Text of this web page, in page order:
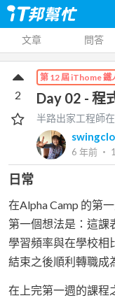
文章 問答
第 12 屆 iThome 鐵
Day 02 - 程
半路出家工程師
6 年前 ‧
2
日常
在Alpha Camp 的第
第一個想法是：這課
學習頻率與在學校相
結束之後順利轉職成
在上完第一週的課程